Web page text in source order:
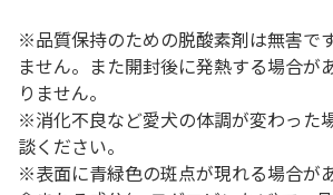
※品質保持のための脱酸素剤は無害で
ません。また開封後に発熱する場合が
りません。
※消化不良など愛犬の体調が変わった
談ください。
※表面に青緑色の斑点が現れる場合が